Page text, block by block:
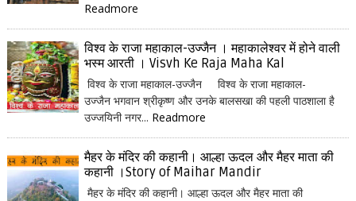
Readmore
विश्व के राजा महाकाल-उज्जैन । महाकालेश्वर में होने वाली
भस्म आरती । Visvh Ke Raja Maha Kal
विश्व के राजा महाकाल-उज्जैन विश्व के राजा महाकाल-
उज्जैन भगवान श्रीकृष्ण और उनके बालसखा की पहली पाठशाला है
उज्जयिनी नगर... Readmore
मैहर के मंदिर की कहानी। आल्हा ऊदल और मैहर माता की
कहानी ।Story of Maihar Mandir
मैहर के मंदिर की कहानी। आल्हा ऊदल और मैहर माता की